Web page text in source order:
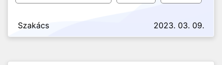
Szakács 2023. 03. 09.